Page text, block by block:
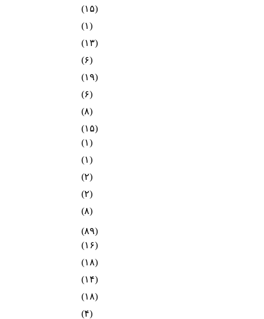
(۱۵)
(۱)
(۱۳)
(۶)
(۱۹)
(۶)
(۸)
(۱۵)
(۱)
(۱)
(۲)
(۲)
(۸)
(۸۹)
(۱۶)
(۱۸)
(۱۴)
(۱۸)
(۴)